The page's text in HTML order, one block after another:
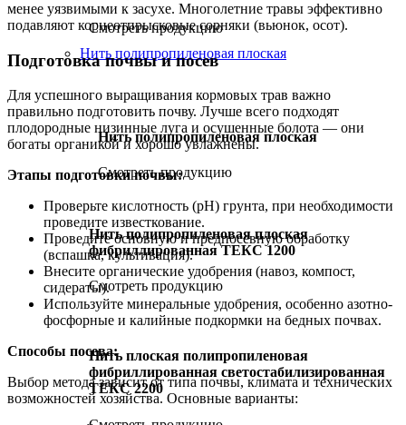
Смотреть продукцию
Нить полипропиленовая плоская
Нить полипропиленовая плоская
Смотреть продукцию
Нить полипропиленовая плоская
фибриллированная ТЕКС 1200
Смотреть продукцию
Нить плоская полипропиленовая
фибриллированная светостабилизированная
ТЕКС 2200
менее уязвимыми к засухе. Многолетние травы эффективно
подавляют корнеотпрысковые сорняки (вьюнок, осот).
Подготовка почвы и посев
Для успешного выращивания кормовых трав важно
правильно подготовить почву. Лучше всего подходят
плодородные низинные луга и осушенные болота — они
богаты органикой и хорошо увлажнены.
Этапы подготовки почвы:
Проверьте кислотность (pH) грунта, при необходимости
проведите известкование.
Проведите основную и предпосевную обработку
(вспашка, культивация).
Внесите органические удобрения (навоз, компост,
сидераты).
Используйте минеральные удобрения, особенно азотно-
фосфорные и калийные подкормки на бедных почвах.
Способы посева:
Выбор метода зависит от типа почвы, климата и технических
возможностей хозяйства. Основные варианты: